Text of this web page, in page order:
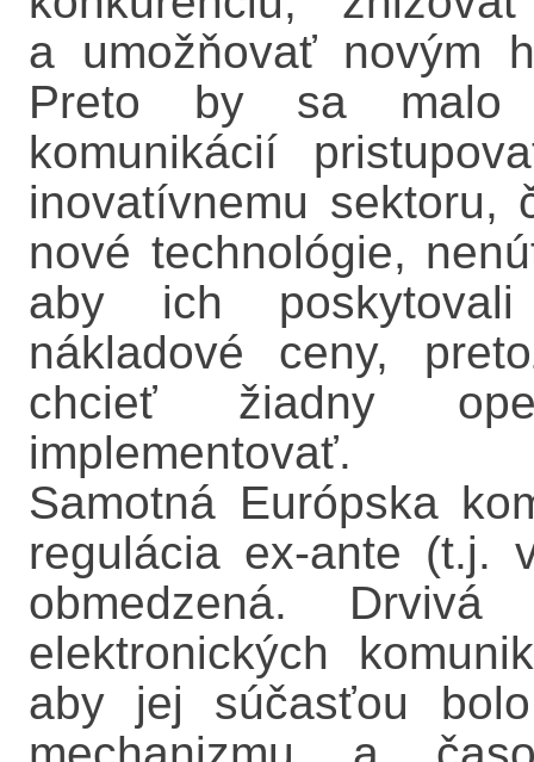
a umožňovať novým
Preto by sa malo
komunikácií
inovatívnemu sektoru,
nové technológie,
aby ich
nákladové ceny,
chcieť žiadny
implementovať.
Samotná Európska
regulácia ex-ante (t.j.
obmedzená. Drvivá
elektronických
aby jej súčasťou bolo